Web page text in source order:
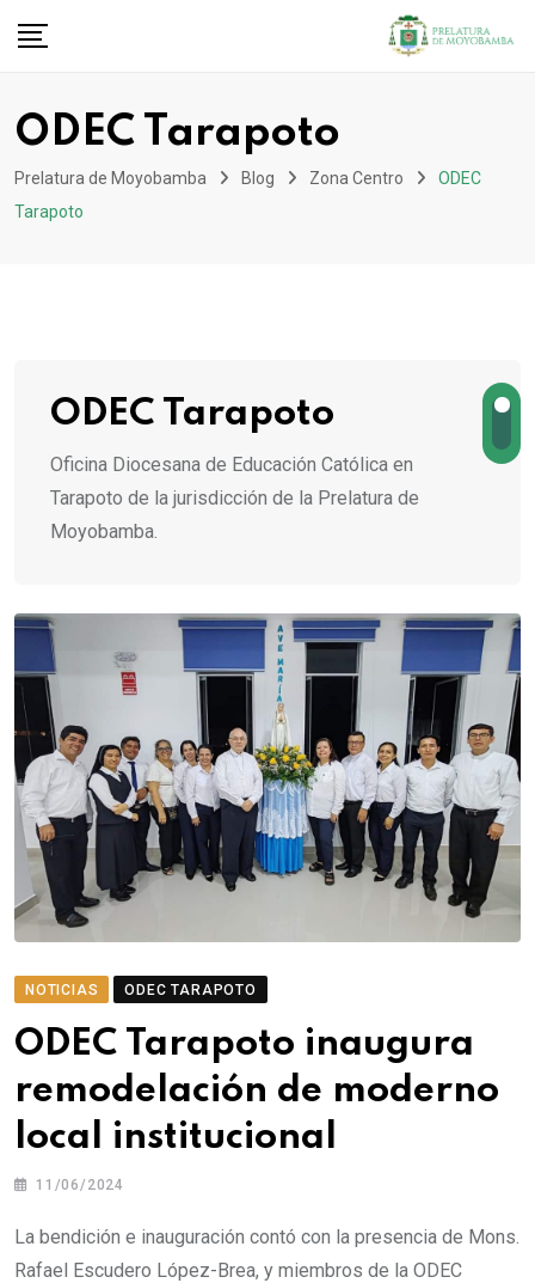
ODEC Tarapoto
Prelatura de Moyobamba Blog Zona Centro
ODEC
Tarapoto
ODEC Tarapoto
Oficina Diocesana de Educación Católica en
Tarapoto de la jurisdicción de la Prelatura de
Moyobamba.
NOTICIAS ODEC TARAPOTO
ODEC Tarapoto inaugura
remodelación de moderno
local institucional
11/06/2024
La bendición e inauguración contó con la presencia de Mons.
Rafael Escudero López-Brea, y miembros de la ODEC